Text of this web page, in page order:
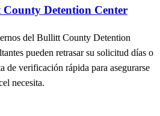
Detention Center
del Bullitt County Detention
pueden retrasar su solicitud días o
de verificación rápida para asegurarse
necesita.